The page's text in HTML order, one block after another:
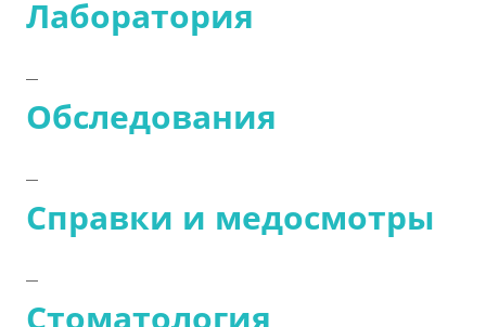
Лаборатория
Обследования
Справки и медосмотры
Стоматология